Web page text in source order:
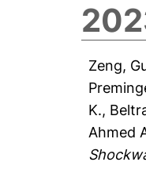
Zeng,
K.,
Ahmed